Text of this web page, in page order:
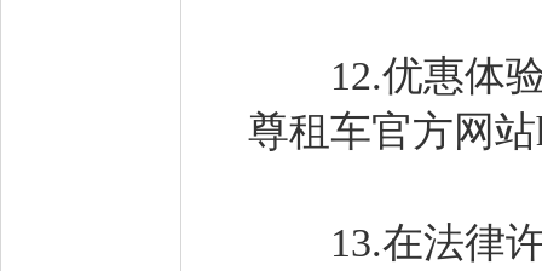
12.优惠体验
尊租车官方网
13.在法律许